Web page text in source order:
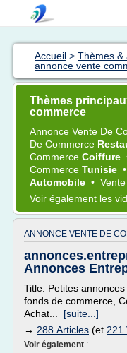
Accueil > Thèmes &
annonce vente
Thèmes
commerce
Annonce Vente De
De Commerce
Commerce Coiffure
Commerce Tunisie •
Automobile •
Voir également les
ANNONCE VENTE DE
Annonces
Title: Petites
fonds de commerce,
Achat... [suite...]
→ 288 Articles (et 221
Voir également :